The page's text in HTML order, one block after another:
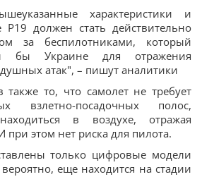
характеристики и
P19 должен стать действительно
за беспилотниками, который
бы Украине для отражения
атак", – пишут аналитики
также то, что самолет не требует
взлетно-посадочных полос,
в воздухе, отражая
при этом нет риска для пилота.
только цифровые модели
еще находится на стадии